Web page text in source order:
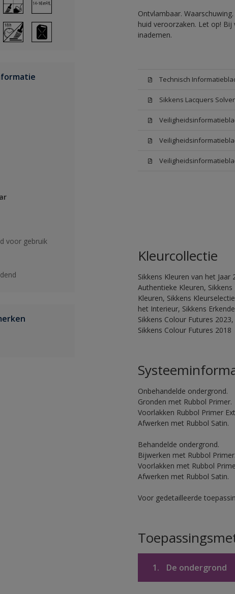
voor gebruik
Ontvlambaar.
huid veroorzaken. Let op!
inademen.
Technisch
Sikkens Lacquers
Kleurcollectie
Sikkens Kleuren van het
Authentieke Kleuren,
Kleuren, Sikkens
het Interieur, Sikkens
Sikkens Colour Futures
Sikkens Colour Futures 2018
Onbehandelde ondergrond.
Gronden met Rubbol Primer.
Voorlakken Rubbol Primer
Afwerken met Rubbol Satin.
Behandelde ondergrond.
Bijwerken met Rubbol Primer.
Voorlakken met Rubbol
Afwerken met Rubbol Satin.
Voor gedetailleerde
1. De ondergrond